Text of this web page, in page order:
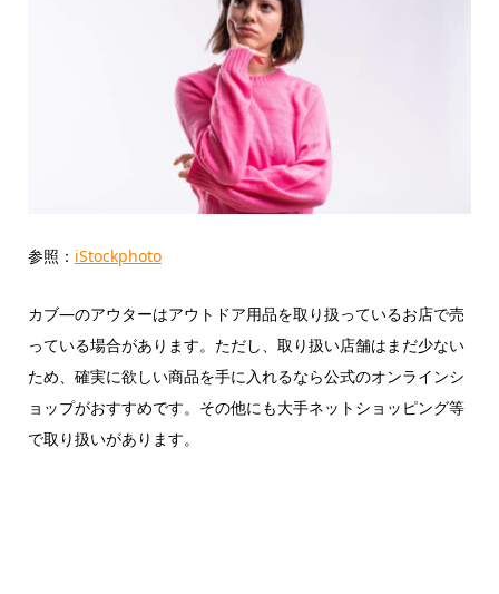
参照： iStockphoto
カブ―のアウターはアウトドア用品を取り扱っているお店で売
っている場合があります。ただし、取り扱い店舗はまだ少ない
ため、確実に欲しい商品を手に入れるなら公式のオンラインシ
ョップがおすすめです。その他にも大手ネットショッピング等
で取り扱いがあります。